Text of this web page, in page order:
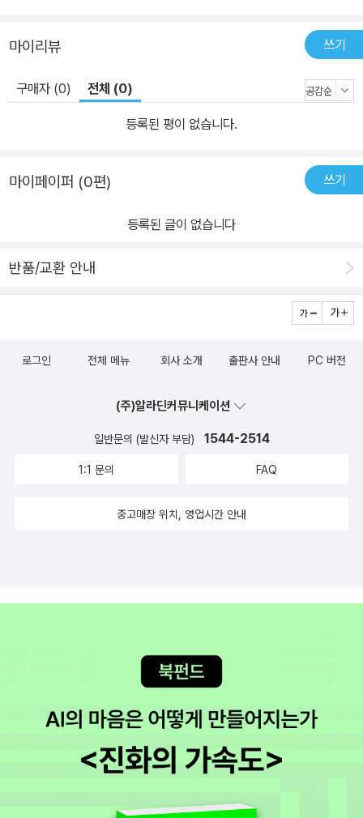
마이리뷰 쓰기
구매자 (0) 전체 (0)
등록된 평이 없습니다.
마이페이퍼 (0편) 쓰기
등록된 글이 없습니다
반품/교환 안내
로그인 전체 메뉴 회사 소개 출판사 안내 PC 버전
(주)알라딘커뮤니케이션
일반문의 (발신자 부담) 1544-2514
1:1 문의 FAQ
중고매장 위치, 영업시간 안내